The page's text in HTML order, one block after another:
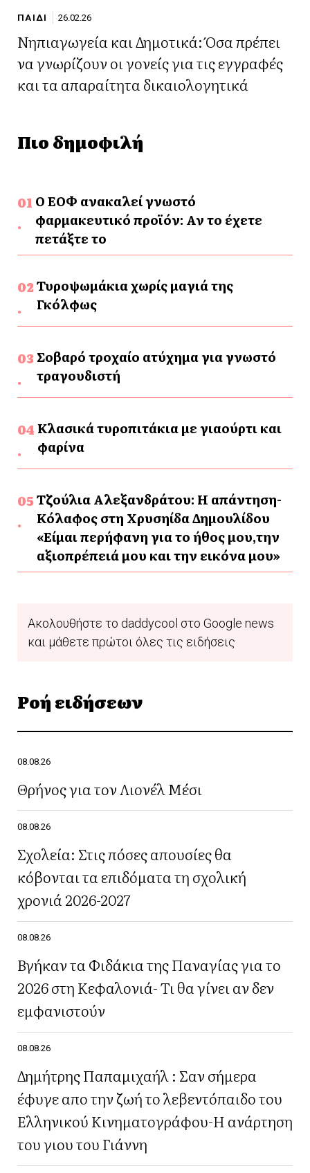
ΠΑΙΔΙ 26.02.26
Νηπιαγωγεία και Δημοτικά: Όσα πρέπει
να γνωρίζουν οι γονείς για τις εγγραφές
και τα απαραίτητα δικαιολογητικά
Πιο δημοφιλή
Ο ΕΟΦ ανακαλεί γνωστό
φαρμακευτικό προϊόν: Αν το έχετε
πετάξτε το
Τυροψωμάκια χωρίς μαγιά της
Γκόλφως
Σοβαρό τροχαίο ατύχημα για γνωστό
τραγουδιστή
Κλασικά τυροπιτάκια με γιαούρτι και
φαρίνα
Τζούλια Αλεξανδράτου: Η απάντηση-
Κόλαφος στη Χρυσηίδα Δημουλίδου
«Είμαι περήφανη για το ήθος μου,την
αξιοπρέπειά μου και την εικόνα μου»
Ακολουθήστε το daddycool στο Google news
και μάθετε πρώτοι όλες τις ειδήσεις
Ροή ειδήσεων
08.08.26
Θρήνος για τον Λιονέλ Μέσι
08.08.26
Σχολεία: Στις πόσες απουσίες θα
κόβονται τα επιδόματα τη σχολική
χρονιά 2026-2027
08.08.26
Βγήκαν τα Φιδάκια της Παναγίας για το
2026 στη Κεφαλονιά- Τι θα γίνει αν δεν
εμφανιστούν
08.08.26
Δημήτρης Παπαμιχαήλ : Σαν σήμερα
έφυγε απο την ζωή το λεβεντόπαιδο του
Ελληνικού Κινηματογράφου-Η ανάρτηση
του γιου του Γιάννη